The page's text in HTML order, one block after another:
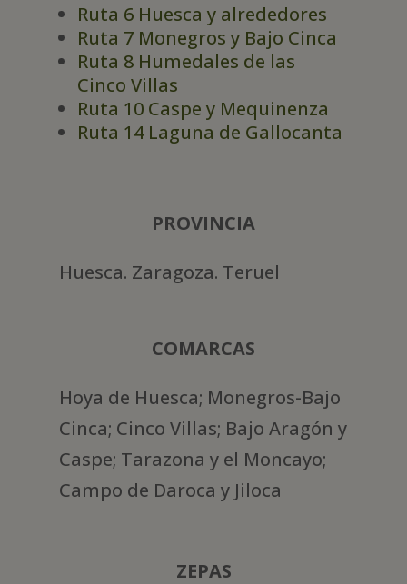
Ruta 6 Huesca y alrededores
Ruta 7 Monegros y Bajo Cinca
Ruta 8 Humedales de las
Cinco Villas
Ruta 10 Caspe y Mequinenza
Ruta 14 Laguna de Gallocanta
PROVINCIA
Huesca. Zaragoza. Teruel
COMARCAS
Hoya de Huesca; Monegros-Bajo
Cinca; Cinco Villas; Bajo Aragón y
Caspe; Tarazona y el Moncayo;
Campo de Daroca y Jiloca
ZEPAS